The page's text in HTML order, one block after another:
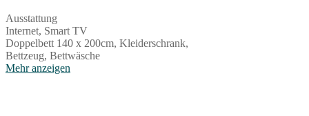
Ausstattung
Internet, Smart TV
Doppelbett 140 x 200cm, Kleiderschrank,
Bettzeug, Bettwäsche
Mehr anzeigen